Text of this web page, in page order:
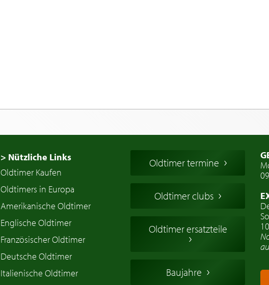
> Nützliche Links
Oldtimer Kaufen
Oldtimers in Europa
Amerikanische Oldtimer
Englische Oldtimer
Französischer Oldtimer
Deutsche Oldtimer
Italienische Oldtimer
Oldtimer termine
Oldtimer clubs
Oldtimer ersatzteile
Baujahre